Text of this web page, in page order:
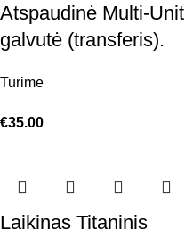
Atspaudinė Multi-Unit
galvutė (transferis).
Turime
€35.00
Laikinas Titaninis